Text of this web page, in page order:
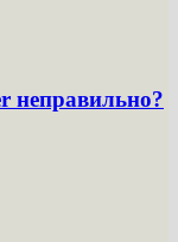
неправильно?